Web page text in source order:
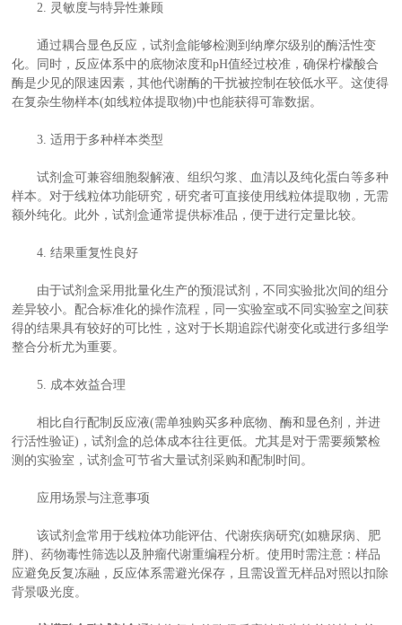
2. 灵敏度与特异性兼顾
通过耦合显色反应，试剂盒能够检测到纳摩尔级别的酶活性变
化。同时，反应体系中的底物浓度和pH值经过校准，确保柠檬酸合
酶是少见的限速因素，其他代谢酶的干扰被控制在较低水平。这使得
在复杂生物样本(如线粒体提取物)中也能获得可靠数据。
3. 适用于多种样本类型
试剂盒可兼容细胞裂解液、组织匀浆、血清以及纯化蛋白等多种
样本。对于线粒体功能研究，研究者可直接使用线粒体提取物，无需
额外纯化。此外，试剂盒通常提供标准品，便于进行定量比较。
4. 结果重复性良好
由于试剂盒采用批量化生产的预混试剂，不同实验批次间的组分
差异较小。配合标准化的操作流程，同一实验室或不同实验室之间获
得的结果具有较好的可比性，这对于长期追踪代谢变化或进行多组学
整合分析尤为重要。
5. 成本效益合理
相比自行配制反应液(需单独购买多种底物、酶和显色剂，并进
行活性验证)，试剂盒的总体成本往往更低。尤其是对于需要频繁检
测的实验室，试剂盒可节省大量试剂采购和配制时间。
应用场景与注意事项
该试剂盒常用于线粒体功能评估、代谢疾病研究(如糖尿病、肥
胖)、药物毒性筛选以及肿瘤代谢重编程分析。使用时需注意：样品
应避免反复冻融，反应体系需避光保存，且需设置无样品对照以扣除
背景吸光度。